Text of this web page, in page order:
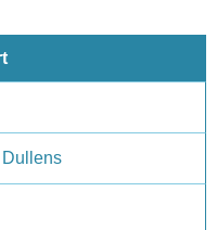
Dullens